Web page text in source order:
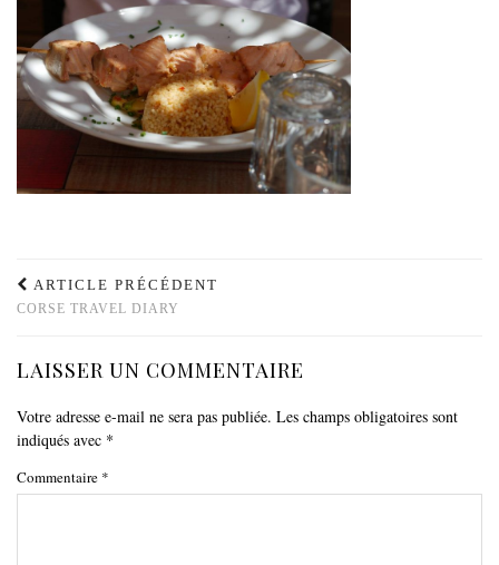
ARTICLE PRÉCÉDENT
CORSE TRAVEL DIARY
LAISSER UN COMMENTAIRE
Votre adresse e-mail ne sera pas publiée. Les champs obligatoires sont
indiqués avec *
Commentaire *